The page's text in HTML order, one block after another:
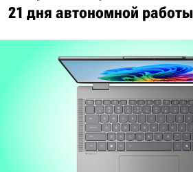
21 дня автономной работы